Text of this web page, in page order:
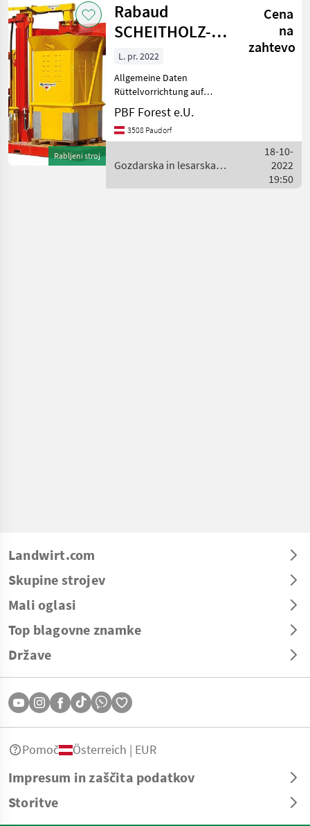
Rabljeni stroj
Rabaud
SCHEITHOLZ-
VERPACKUNGSMASCHINE
: XYLOPACK
Cena
na
zahtevo
L. pr. 2022
Allgemeine Daten
Rüttelvorrichtung auf
Verpackungstrommel für
ein besseres Füllen des
Scheitholz bei der
halten beim Lagern. Galgen
PBF Forest e.U.
3508 Paudorf
Gozdarska in lesarska
18-10-
2022
19:50
Landwirt.com
Skupine strojev
Mali oglasi
Top blagovne znamke
Države
Impresum in zaščita podatkov
Storitve
Pomoč Österreich | EUR